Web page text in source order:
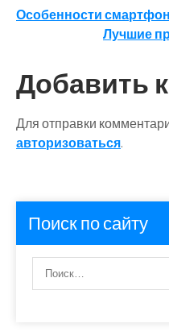
Навигация
записям
Особенности
Лучшие
Добавить
Для отправки
авторизоваться.
Поиск по сайту